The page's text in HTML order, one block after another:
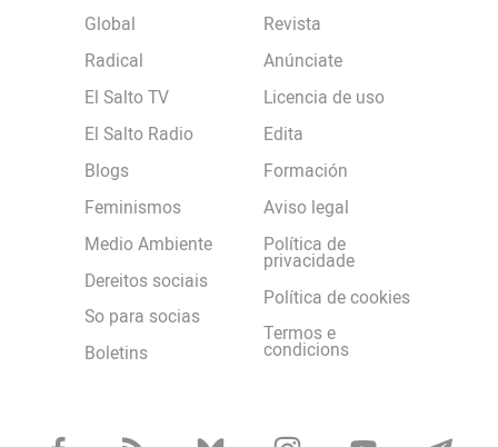
Global
Radical
El Salto TV
El Salto Radio
Blogs
Feminismos
Medio Ambiente
Dereitos sociais
So para socias
Boletins
Revista
Anúnciate
Licencia de uso
Edita
Formación
Aviso legal
Política de
privacidade
Política de cookies
Termos e
condicions